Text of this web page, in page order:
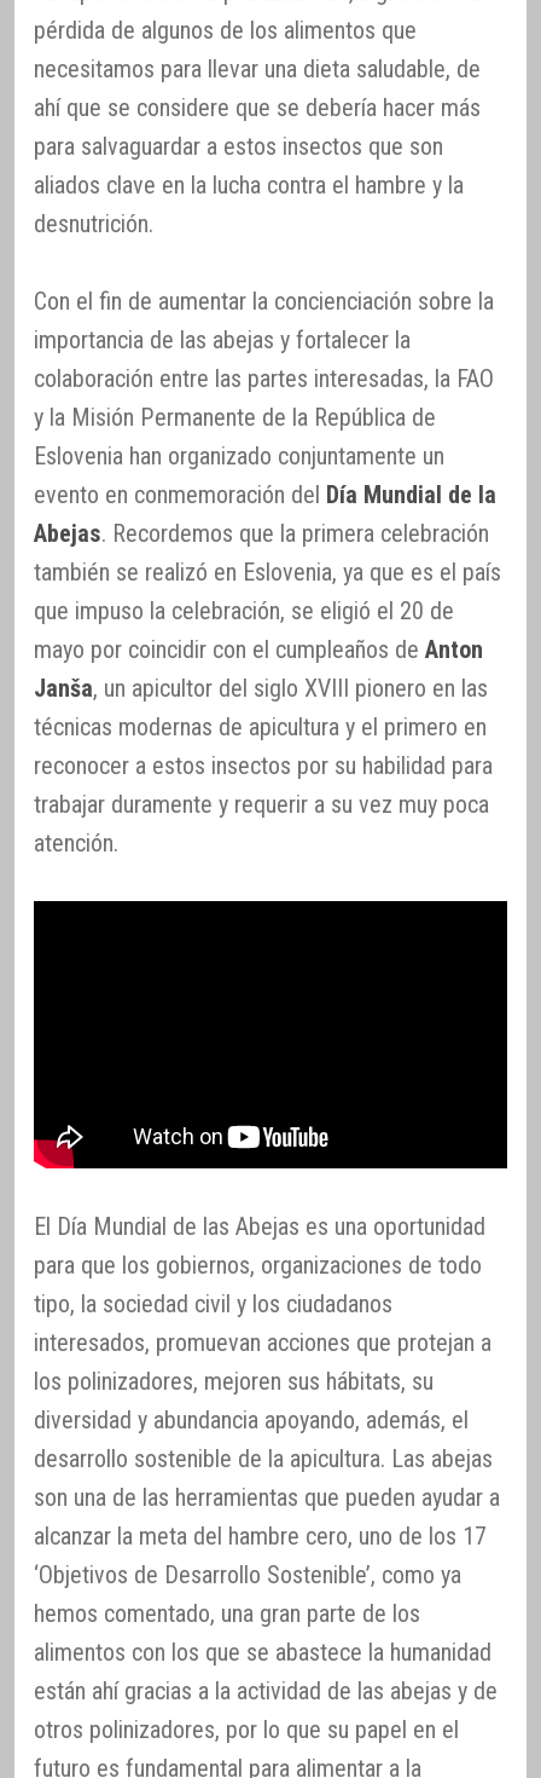
pérdida de algunos de los alimentos que
necesitamos para llevar una dieta saludable, de
ahí que se considere que se debería hacer más
para salvaguardar a estos insectos que son
aliados clave en la lucha contra el hambre y la
desnutrición.
Con el fin de aumentar la concienciación sobre la
importancia de las abejas y fortalecer la
colaboración entre las partes interesadas, la FAO
y la Misión Permanente de la República de
Eslovenia han organizado conjuntamente un
evento en conmemoración del Día Mundial de la
Abejas. Recordemos que la primera celebración
también se realizó en Eslovenia, ya que es el país
que impuso la celebración, se eligió el 20 de
mayo por coincidir con el cumpleaños de Anton
Janša, un apicultor del siglo XVIII pionero en las
técnicas modernas de apicultura y el primero en
reconocer a estos insectos por su habilidad para
trabajar duramente y requerir a su vez muy poca
atención.
El Día Mundial de las Abejas es una oportunidad
para que los gobiernos, organizaciones de todo
tipo, la sociedad civil y los ciudadanos
interesados, promuevan acciones que protejan a
los polinizadores, mejoren sus hábitats, su
diversidad y abundancia apoyando, además, el
desarrollo sostenible de la apicultura. Las abejas
son una de las herramientas que pueden ayudar a
alcanzar la meta del hambre cero, uno de los 17
‘Objetivos de Desarrollo Sostenible’, como ya
hemos comentado, una gran parte de los
alimentos con los que se abastece la humanidad
están ahí gracias a la actividad de las abejas y de
otros polinizadores, por lo que su papel en el
futuro es fundamental para alimentar a la